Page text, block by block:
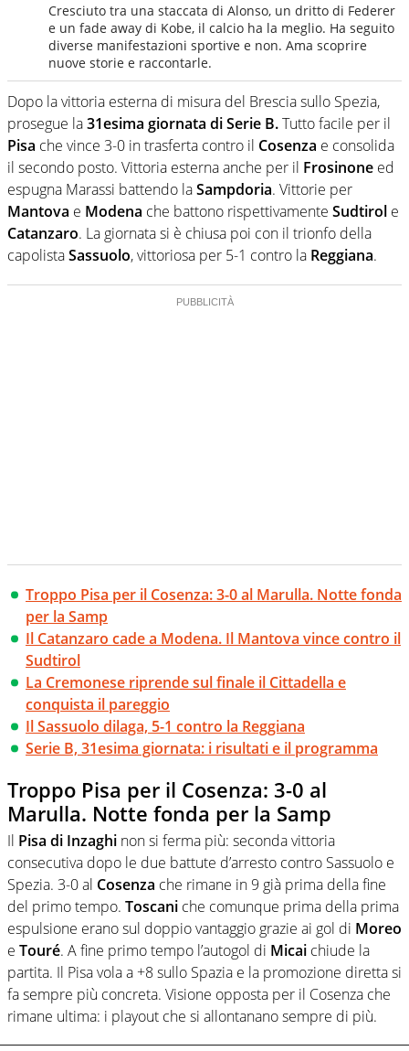
Cresciuto tra una staccata di Alonso, un dritto di Federer
e un fade away di Kobe, il calcio ha la meglio. Ha seguito
diverse manifestazioni sportive e non. Ama scoprire
nuove storie e raccontarle.
Dopo la vittoria esterna di misura del Brescia sullo Spezia,
prosegue la31esima giornata di Serie B.Tutto facile per il
Pisa che vince 3-0 in trasferta contro il Cosenza e consolida
il secondo posto. Vittoria esterna anche per il Frosinone ed
espugna Marassi battendo laSampdoria. Vittorie per
Mantova e Modena che battono rispettivamente Sudtirol e
Catanzaro. La giornata si è chiusa poi con il trionfo della
capolistaSassuolo, vittoriosa per 5-1 contro la Reggiana.
Troppo Pisa per il Cosenza: 3-0 al Marulla. Notte fonda
per la Samp
Il Catanzaro cade a Modena. Il Mantova vince contro il
Sudtirol
La Cremonese riprende sul finale il Cittadella e
conquista il pareggio
Il Sassuolo dilaga, 5-1 contro la Reggiana
Serie B, 31esima giornata: i risultati e il programma
Troppo Pisa per il Cosenza: 3-0 al
Marulla. Notte fonda per la Samp
Il Pisa di Inzaghi non si ferma più: seconda vittoria
consecutiva dopo le due battute d’arresto contro Sassuolo e
Spezia. 3-0 al Cosenza che rimane in 9 già prima della fine
del primo tempo. Toscani che comunque prima della prima
espulsione erano sul doppio vantaggio grazie ai gol di Moreo
e Touré. A fine primo tempo l’autogol di Micai chiude la
partita. Il Pisa vola a +8 sullo Spazia e la promozione diretta si
fa sempre più concreta. Visione opposta per il Cosenza che
rimane ultima: i playout che si allontanano sempre di più.